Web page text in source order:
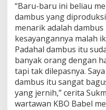
“Baru-baru ini beliau
dambus yang
menarik adalah
kesayangannya malah
Padahal dambus itu
banyak orang dengan
tapi tak dilepasnya.
dambus itu sangat
yang jernih,” cerita
wartawan KBO Babel